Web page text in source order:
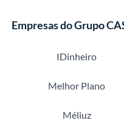
Empresas do Grupo
IDinheiro
Melhor Plano
Méliuz